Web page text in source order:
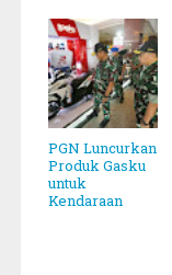
PGN Luncurkan
Produk Gasku
untuk
Kendaraan
~||~